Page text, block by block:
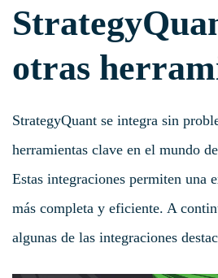
otras
StrategyQuant se integra sin
herramientas clave en el mundo
Estas integraciones permiten una
más completa y eficiente. A
algunas de las integraciones